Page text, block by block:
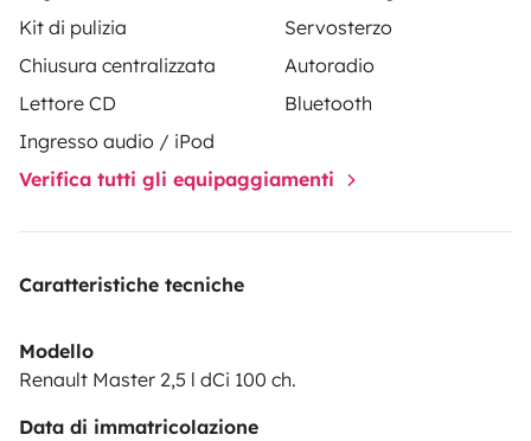
Kit di pulizia
Servosterzo
Chiusura centralizzata
Autoradio
Lettore CD
Bluetooth
Ingresso audio / iPod
Verifica tutti gli equipaggiamenti
Caratteristiche tecniche
Modello
Renault Master 2,5 l dCi 100 ch.
Data di immatricolazione